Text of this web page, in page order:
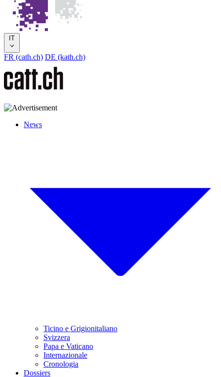
IT
FR (cath.ch) DE (kath.ch)
News
Ticino e Grigionitaliano
Svizzera
Papa e Vaticano
Internazionale
Cronologia
Dossiers